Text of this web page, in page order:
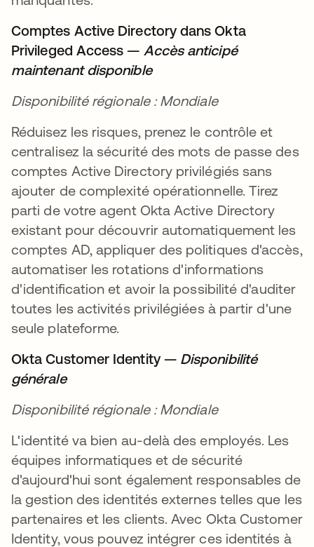
Comptes Active Directory dans Okta
Privileged Access — Accès anticipé
maintenant disponible
Disponibilité régionale : Mondiale
Réduisez les risques, prenez le contrôle et
centralisez la sécurité des mots de passe des
comptes Active Directory privilégiés sans
ajouter de complexité opérationnelle. Tirez
parti de votre agent Okta Active Directory
existant pour découvrir automatiquement les
comptes AD, appliquer des politiques d'accès,
automatiser les rotations d'informations
d'identification et avoir la possibilité d'auditer
toutes les activités privilégiées à partir d'une
seule plateforme.
Okta Customer Identity — Disponibilité
générale
Disponibilité régionale : Mondiale
L'identité va bien au-delà des employés. Les
équipes informatiques et de sécurité
d'aujourd'hui sont également responsables de
la gestion des identités externes telles que les
partenaires et les clients. Avec Okta Customer
Identity, vous pouvez intégrer ces identités à